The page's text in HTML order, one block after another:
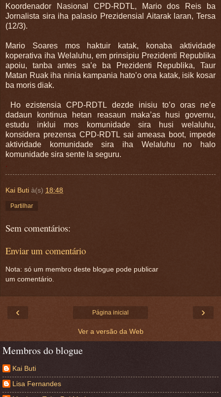
Koordenador Nasional CPD-RDTL, Mario dos Reis ba
Jornalista sira iha palasio Prezidensial Aitarak laran, Tersa
(12/3).
Mario Soares mos haktuir katak, konaba aktividade
koperativa iha Welaluhu, em prinsipiu Prezidenti Republika
apoiu, tanba antes sa’e ba Prezidenti Republika, Taur
Matan Ruak iha ninia kampania hato’o ona katak, isik kosar
ba moris diak.
Ho ezistensia CPD-RDTL dezde inisiu to’o oras ne’e
dadaun kontinua hetan reasaun maka’as husi governu,
estudu inklui mos komunidade sira husi welaluhu,
konsidera prezensa CPD-RDTL sai ameasa boot, impede
aktividade komunidade sira iha Welaluhu no halo
komunidade sira sente la seguru.
.
Kai Buti à(s) 18:48
Partilhar
Sem comentários:
Enviar um comentário
Nota: só um membro deste blogue pode publicar
um comentário.
‹ ›
Página inicial
Ver a versão da Web
Membros do blogue
Kai Buti
Lisa Fernandes